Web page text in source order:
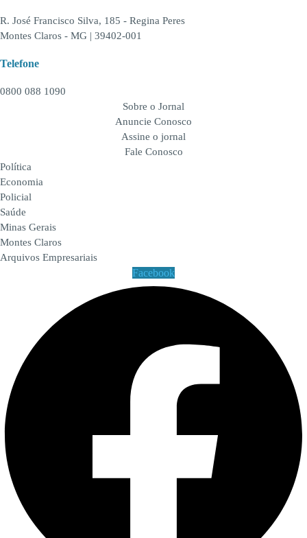
R. José Francisco Silva, 185 - Regina Peres
Montes Claros - MG | 39402-001
Telefone
0800 088 1090
Sobre o Jornal
Anuncie Conosco
Assine o jornal
Fale Conosco
Política
Economia
Policial
Saúde
Minas Gerais
Montes Claros
Arquivos Empresariais
Facebook